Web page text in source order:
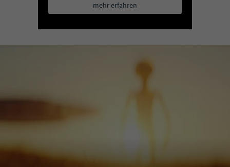
mehr erfahren